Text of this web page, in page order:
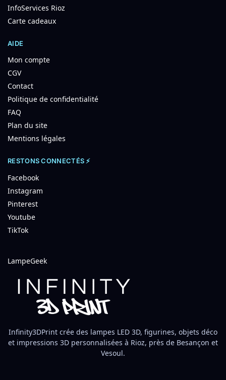
InfoServices Rioz
Carte cadeaux
AIDE
Mon compte
CGV
Contact
Politique de confidentialité
FAQ
Plan du site
Mentions légales
RESTONS CONNECTÉS ⚡
Facebook
Instagram
Pinterest
Youtube
TikTok
LampeGeek
Infinity3DPrint crée des lampes LED 3D, figurines, objets déco
et impressions 3D personnalisées à Rioz, près de Besançon et
Vesoul.